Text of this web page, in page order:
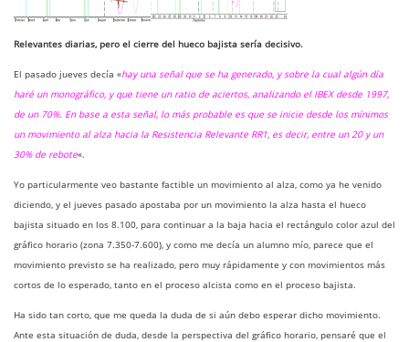
Relevantes diarias, pero el cierre del hueco bajista sería decisivo.
El pasado jueves decía «hay una señal que se ha generado, y sobre la cual algún día
haré un monográfico, y que tiene un ratio de aciertos, analizando el IBEX desde 1997,
de un 70%. En base a esta señal, lo más probable es que se inicie desde los mínimos
un movimiento al alza hacia la Resistencia Relevante RR1, es decir, entre un 20 y un
30% de rebote«.
Yo particularmente veo bastante factible un movimiento al alza, como ya he venido
diciendo, y el jueves pasado apostaba por un movimiento la alza hasta el hueco
bajista situado en los 8.100, para continuar a la baja hacia el rectángulo color azul del
gráfico horario (zona 7.350-7.600), y como me decía un alumno mío, parece que el
movimiento previsto se ha realizado, pero muy rápidamente y con movimientos más
cortos de lo esperado, tanto en el proceso alcista como en el proceso bajista.
Ha sido tan corto, que me queda la duda de si aún debo esperar dicho movimiento.
Ante esta situación de duda, desde la perspectiva del gráfico horario, pensaré que el